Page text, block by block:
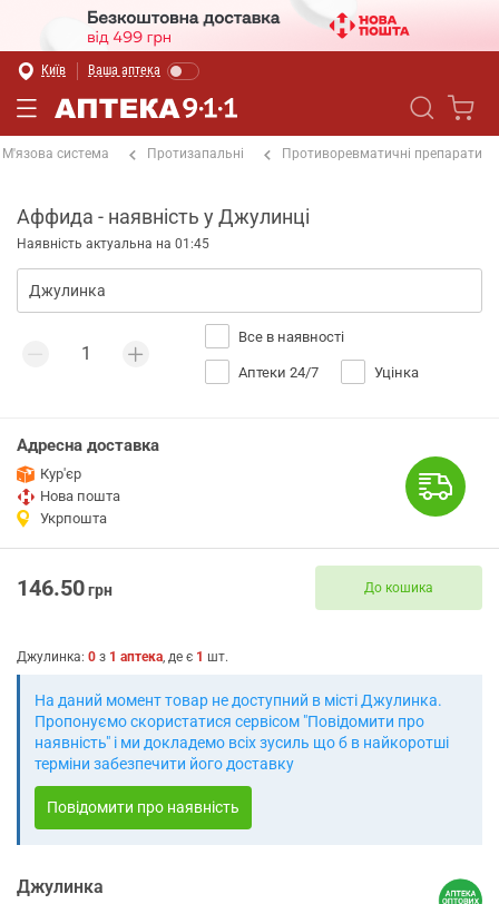
Київ Ваша аптека
М'язова система Протизапальні Противоревматичні препарати
Аффида - наявність у Джулинці
Наявність актуальна на 01:45
Все в наявності
Аптеки 24/7 Уцінка
Адресна доставка
Кур'єр
Нова пошта
Укрпошта
146.50грн До кошика
Джулинка: 0 з 1 аптека, де є 1 шт.
На даний момент товар не доступний в місті Джулинка.
Пропонуємо скористатися сервісом "Повідомити про
наявність" і ми докладемо всіх зусиль що б в найкоротші
терміни забезпечити його доставку
Повідомити про наявність
Джулинка